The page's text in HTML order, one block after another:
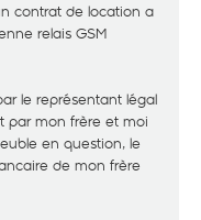
contrat de location a
relais GSM
le représentant légal
par mon frère et moi
en question, le
de mon frère